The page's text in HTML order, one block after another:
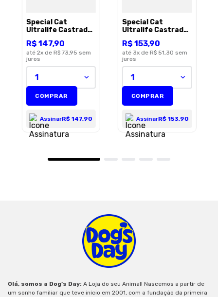
Special Cat
Ultralife Castrado
R$147,90
até 2x de R$ 73,95 sem
juros
1
COMPRAR
AssinarR$ 147,90
Special Cat
Ultralife Castrado
R$ 153,90
até 3x de R$ 51,30 sem
juros
1
COMPRAR
AssinarR$ 153,90
Olá, somos a Dog’s Day: A Loja do seu Animal! Nascemos a partir de
um sonho familiar que teve início em 2001, com a fundação da primeira